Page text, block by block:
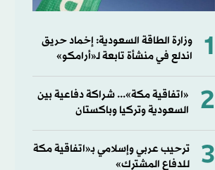
1
وزارة الطاقة السعودية: إخماد حريق
اندلع في منشأة تابعة لـ«أرامكو»
2
«اتفاقية مكة»... شراكة دفاعية بين
السعودية وتركيا وباكستان
3
ترحيب عربي وإسلامي بـ«اتفاقية مكة
للدفاع المشترك»